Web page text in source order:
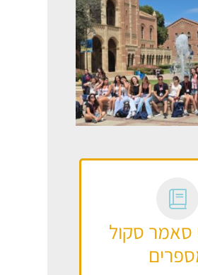
סאמר סקול